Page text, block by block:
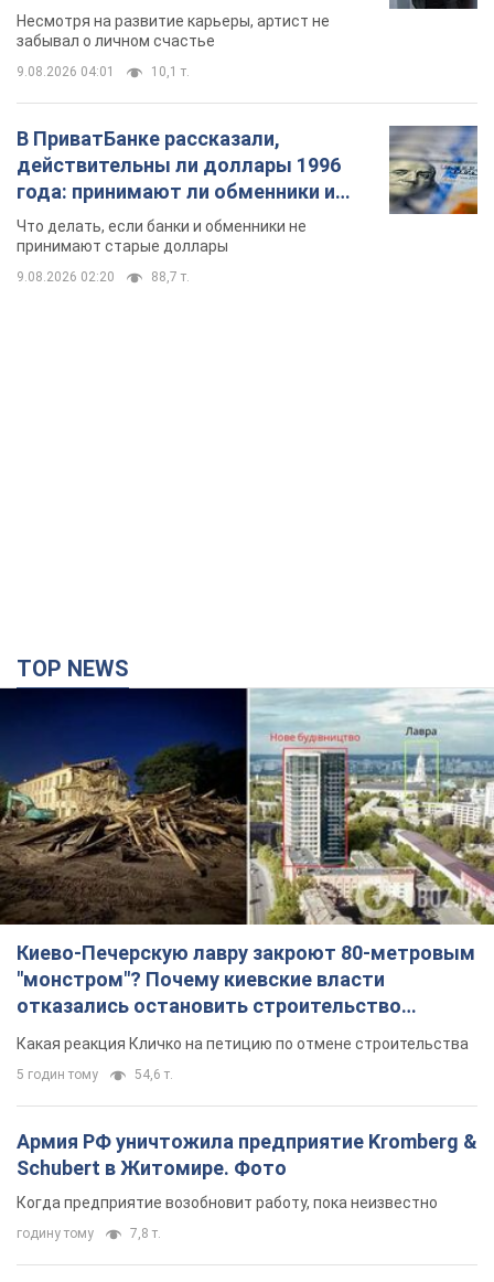
Несмотря на развитие карьеры, артист не
забывал о личном счастье
9.08.2026 04:01 10,1 т.
В ПриватБанке рассказали,
действительны ли доллары 1996
года: принимают ли обменники и
банки такие купюры
Что делать, если банки и обменники не
принимают старые доллары
9.08.2026 02:20 88,7 т.
TOP NEWS
Киево-Печерскую лавру закроют 80-метровым
"монстром"? Почему киевские власти
отказались остановить строительство
небоскреба "московского верующего"
Какая реакция Кличко на петицию по отмене строительства
5 годин тому 54,6 т.
Армия РФ уничтожила предприятие Kromberg &
Schubert в Житомире. Фото
Когда предприятие возобновит работу, пока неизвестно
годину тому 7,8 т.